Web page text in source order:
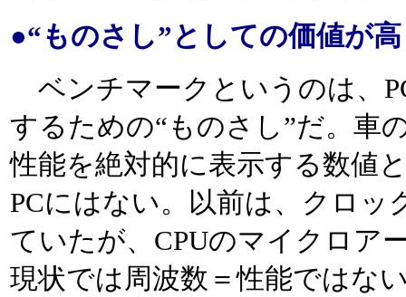
●“ものさし”としての価値が
ベンチマークというのは、
するための“ものさし”だ。車
性能を絶対的に表示する数値
PCにはない。以前は、クロッ
ていたが、CPUのマイクロア
現状では周波数＝性能ではな